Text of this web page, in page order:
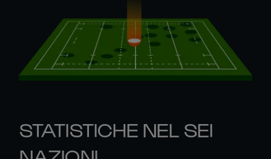
STATISTICHE NEL SEI